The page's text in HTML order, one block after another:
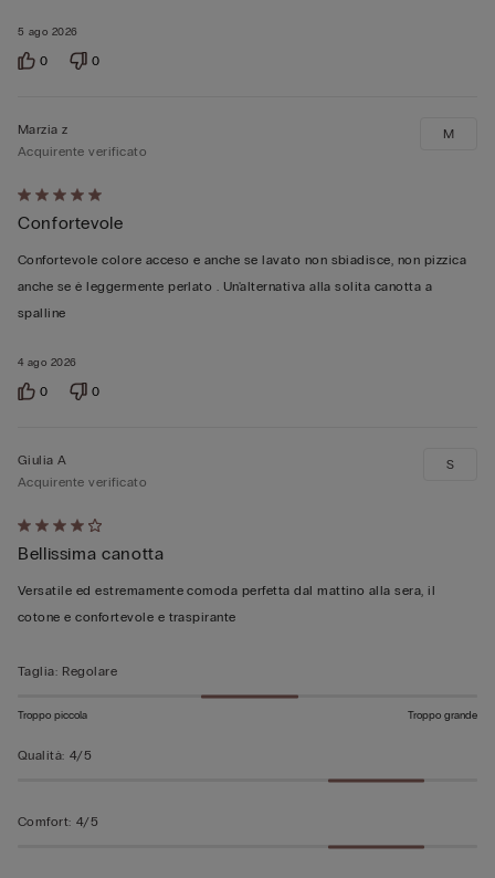
5 ago 2026
0 0
Valutato
5
su
5
4 ago 2026
Marzia z
Acquirente verificato
Confortevole
Confortevole colore acceso e anche se lavato non sbiadisce, non pizzica
anche se è leggermente perlato . Un'alternativa alla solita canotta a
spalline
M
0 0
Valutato
4
su
5
Giulia A
Acquirente verificato
Bellissima canotta
Versatile ed estremamente comoda perfetta dal mattino alla sera, il
cotone e confortevole e traspirante
S
Taglia: Regolare
Troppo piccola Troppo grande
Qualità: 4/5
Comfort: 4/5